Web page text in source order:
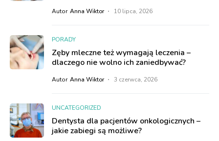
Autor Anna Wiktor 10 lipca, 2026
PORADY
Zęby mleczne też wymagają leczenia –
dlaczego nie wolno ich zaniedbywać?
Autor Anna Wiktor 3 czerwca, 2026
UNCATEGORIZED
Dentysta dla pacjentów onkologicznych –
jakie zabiegi są możliwe?